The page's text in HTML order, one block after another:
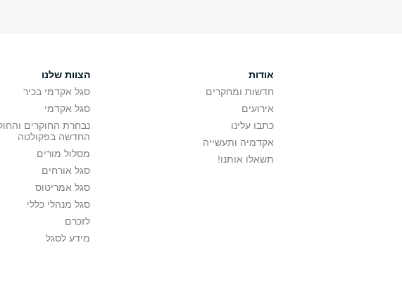
אודות
חדשות ומחקרים
אירועים
כתבו עלינו
אקדמיה ותעשייה
תשאלו אותנו!
הצוות שלנו
סגל אקדמי בכיר
סגל אקדמי
נבחרת החוקרים
החדשה בפקולטה
מסלול מורים
סגל אורחים
סגל אמריטוס
סגל מנהלי כללי
לזכרם
מידע לסגל